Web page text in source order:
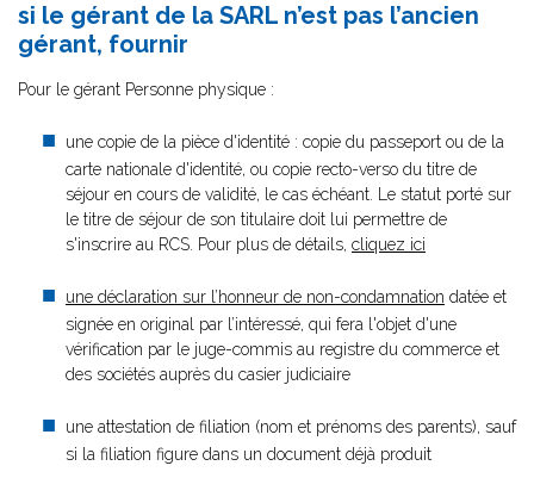
si le gérant de la SARL n’est pas l’ancien
gérant, fournir
Pour le gérant Personne physique :
une copie de la pièce d'identité : copie du passeport ou de la
carte nationale d'identité, ou copie recto-verso du titre de
séjour en cours de validité, le cas échéant. Le statut porté sur
le titre de séjour de son titulaire doit lui permettre de
s'inscrire au RCS. Pour plus de détails, cliquez ici
une déclaration sur l’honneur de non-condamnation datée et
signée en original par l’intéressé, qui fera l'objet d'une
vérification par le juge-commis au registre du commerce et
des sociétés auprès du casier judiciaire
une attestation de filiation (nom et prénoms des parents), sauf
si la filiation figure dans un document déjà produit